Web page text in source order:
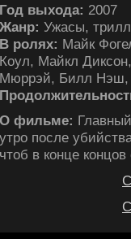
Год выхода: 2007
Жанр: Ужасы,
В ролях: Майк
Коул, Майкл
Мюррэй, Билл
О фильме:
утро после
чтоб в конце